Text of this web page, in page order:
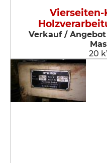
Verkauf /
20